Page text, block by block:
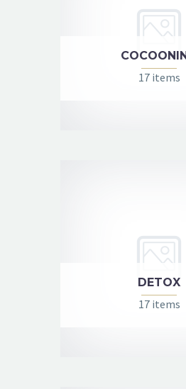
17 items
DETOX
17 items